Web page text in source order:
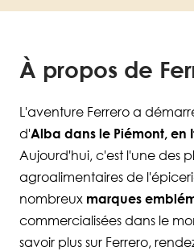
À propos de
L'aventure Ferrero a
d'Alba dans le Piémont, en
Aujourd'hui, c'est l'une des
agroalimentaires de
nombreux marques
commercialisées dans le
savoir plus sur Ferrero,